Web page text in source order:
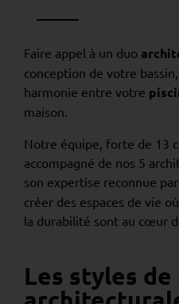
Faire appel à un duo
conception de votre
harmonie entre votre
maison.
Notre équipe, forte de 13
accompagné de nos 5
son expertise reconnue
créer des espaces de vie
la durabilité sont au cœur
Les styles